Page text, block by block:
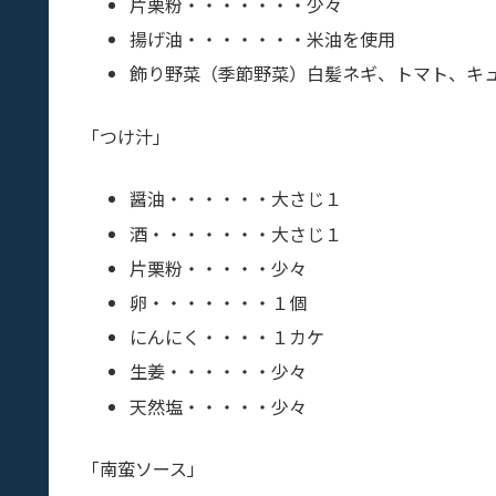
揚げ油・・・・・・・米油を使用
飾り野菜（季節野菜）白髪ネギ、トマト、キ
「つけ汁」
醤油・・・・・・大さじ１
酒・・・・・・・大さじ１
片栗粉・・・・・少々
卵・・・・・・・１個
にんにく・・・・１カケ
生姜・・・・・・少々
天然塩・・・・・少々
「南蛮ソース」